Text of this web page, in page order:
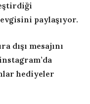
paylaşıyor.
dışı mesajını
hediyeler